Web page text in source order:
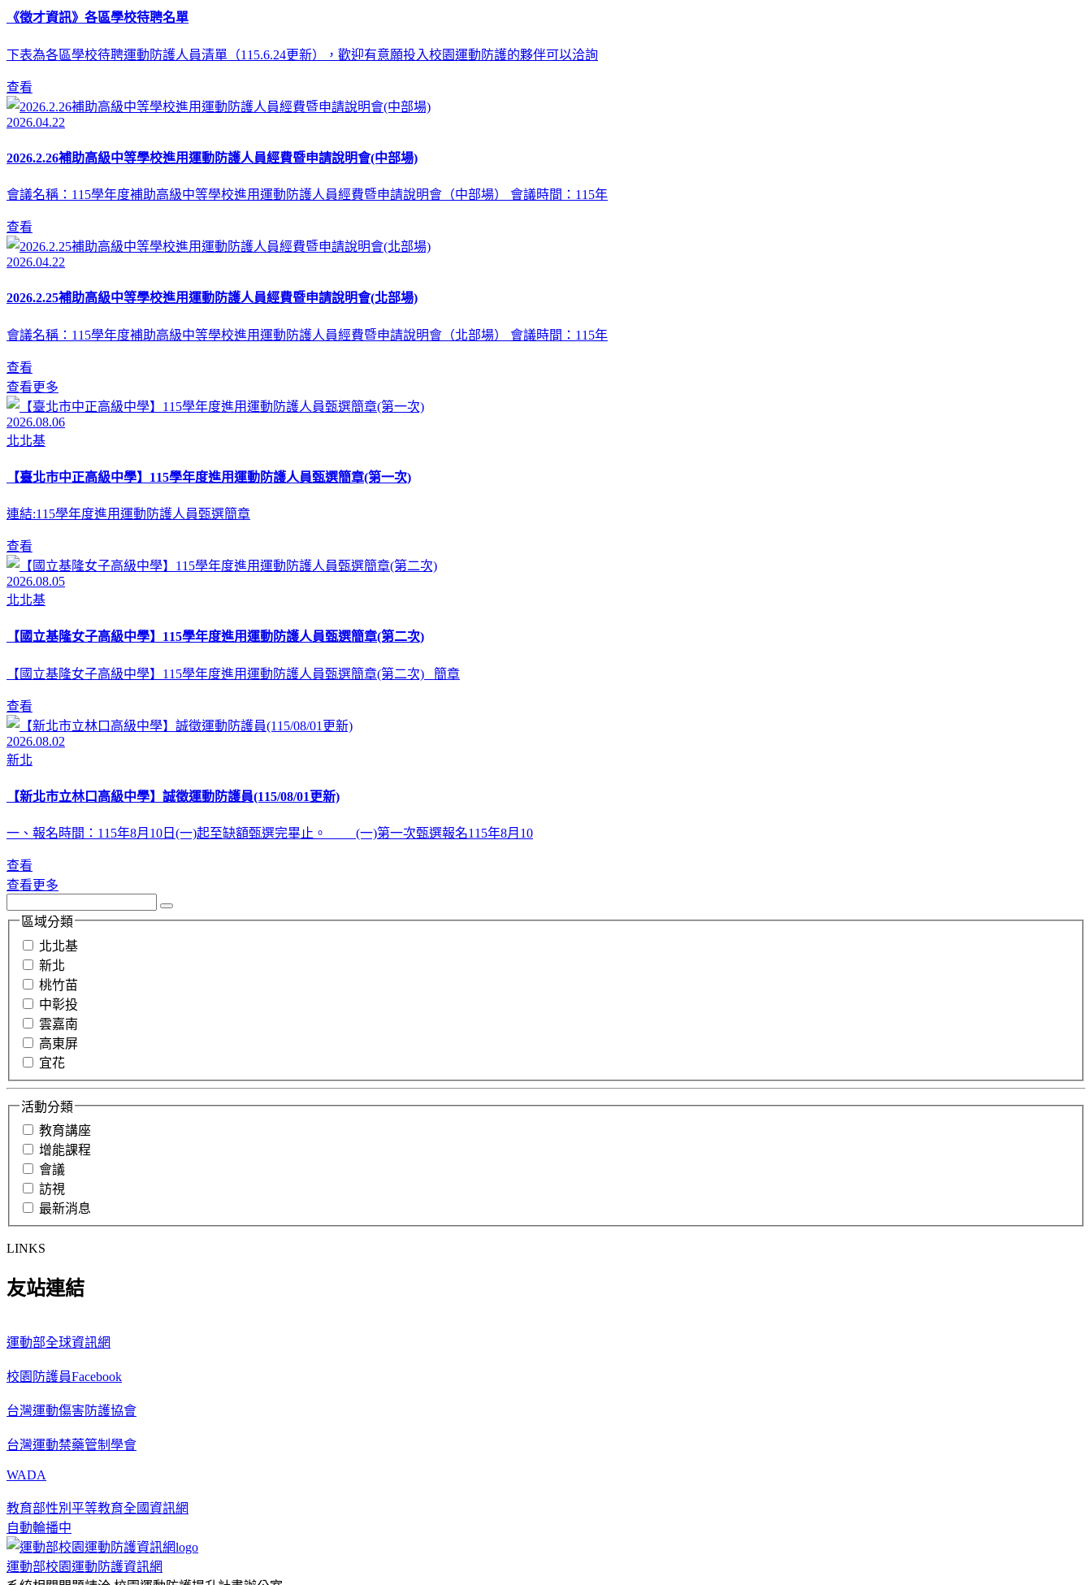
《徵才資訊》各區學校待聘名單
下表為各區學校待聘運動防護人員清單（115.6.24更新），歡迎有意願投入校園運動防護的夥伴可以洽詢
查看
2026.04.22
2026.2.26補助高級中等學校進用運動防護人員經費暨申請說明會(中部場)
會議名稱：115學年度補助高級中等學校進用運動防護人員經費暨申請說明會（中部場） 會議時間：115年
查看
2026.04.22
2026.2.25補助高級中等學校進用運動防護人員經費暨申請說明會(北部場)
會議名稱：115學年度補助高級中等學校進用運動防護人員經費暨申請說明會（北部場） 會議時間：115年
查看
查看更多
2026.08.06
北北基
【臺北市中正高級中學】115學年度進用運動防護人員甄選簡章(第一次)
連結:115學年度進用運動防護人員甄選簡章
查看
2026.08.05
北北基
【國立基隆女子高級中學】115學年度進用運動防護人員甄選簡章(第二次)
【國立基隆女子高級中學】115學年度進用運動防護人員甄選簡章(第二次) 簡章
查看
2026.08.02
新北
【新北市立林口高級中學】誠徵運動防護員(115/08/01更新)
一、報名時間：115年8月10日(一)起至缺額甄選完畢止。 (一)第一次甄選報名115年8月10
查看
查看更多
區域分類
北北基
新北
桃竹苗
中彰投
雲嘉南
高東屏
宜花
活動分類
教育講座
增能課程
會議
訪視
最新消息
LINKS
友站連結
運動部全球資訊網
校園防護員Facebook
台灣運動傷害防護協會
台灣運動禁藥管制學會
WADA
教育部性別平等教育全國資訊網
自動輪播中
運動部校園運動防護資訊網